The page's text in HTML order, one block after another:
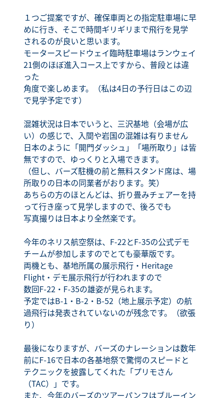
１つご提案ですが、確保車両との指定駐車場に早
めに行き、そこで時間ギリギリまで飛行を見学
されるのが良いと思います。
モータースピードウェイ臨時駐車場はランウェイ
21側のほぼ進入コース上ですから、普段とは違
った
角度で楽しめます。（私は4日の予行日はこの辺
で見学予定です）
混雑状況は日本でいうと、三沢基地（会場が広
い）の感じで、入間や岩国の混雑は有りません
日本のように「開門ダッシュ」「場所取り」は皆
無ですので、ゆっくりと入場できます。
（但し、バーズ駐機の前と無料スタンド席は、場
所取りの日本の同業者がおります。笑）
あちらの方のほとんどは、折り畳みチェアーを持
って行き座って見学しますので、後ろでも
写真撮りは日本より全然楽です。
今年のネリス航空祭は、F-22とF-35の公式デモ
チームが参加しますのでとても豪華版です。
両機とも、基地所属の展示飛行・Heritage
Flight・デモ展示飛行が行われますので
数回F-22・F-35の雄姿が見られます。
予定ではB-1・B-2・B-52（地上展示予定）の航
過飛行は発表されていないのが残念です。（欲張
り）
最後になりますが、バーズのナレーションは数年
前にF-16で日本の各基地祭で驚愕のスピードと
テクニックを披露してくれた「プリモさん
（TAC）」です。
また、今年のバーズのツアーパンフはブルーイン